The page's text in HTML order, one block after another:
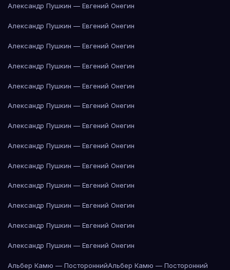
Александр Пушкин — Евгений Онегин
Александр Пушкин — Евгений Онегин
Александр Пушкин — Евгений Онегин
Александр Пушкин — Евгений Онегин
Александр Пушкин — Евгений Онегин
Александр Пушкин — Евгений Онегин
Александр Пушкин — Евгений Онегин
Александр Пушкин — Евгений Онегин
Александр Пушкин — Евгений Онегин
Александр Пушкин — Евгений Онегин
Александр Пушкин — Евгений Онегин
Александр Пушкин — Евгений Онегин
Александр Пушкин — Евгений Онегин
Альбер Камю — ПостороннийАльбер Камю — Посторонний